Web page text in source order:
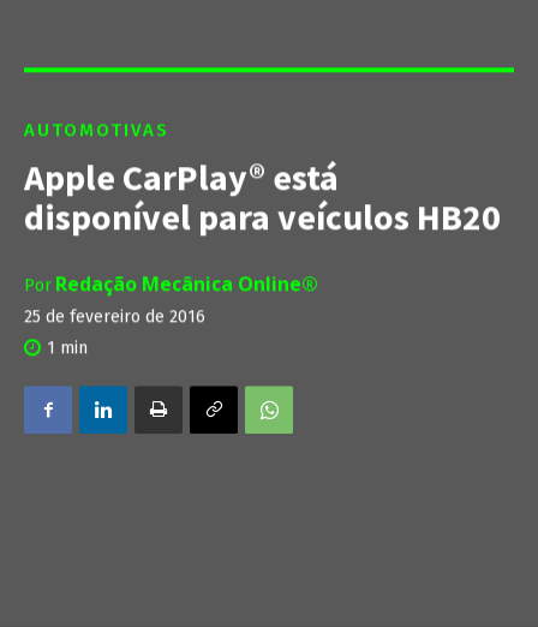
AUTOMOTIVAS
Apple CarPlay® está
disponível para veículos HB20
Por Redação Mecânica Online®
25 de fevereiro de 2016
1 min